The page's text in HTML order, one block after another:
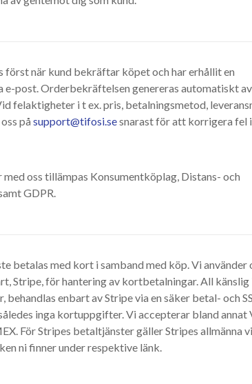
först när kund bekräftar köpet och har erhållit en
e-post. Orderbekräftelsen genereras automatiskt
felaktigheter i t ex. pris, betalningsmetod,
påsupport@tifosi.sesnarast för att korrigera fel
med oss tillämpas Konsumentköplag, Distans- och
GDPR.
betalas med kort i samband med köp. Vi använder
Stripe, för hantering av kortbetalningar. All
enbart av Stripe via en säker betal- och
inga kortuppgifter. Vi accepterar bland annat
För Stripes betaltjänster gäller Stripes allmänna
ni finner under respektive länk.